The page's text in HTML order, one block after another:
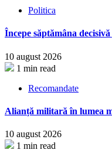
Politica
Începe săptămâna
10 august 2026
1 min read
Recomandate
Alianță militară în lumea
10 august 2026
1 min read